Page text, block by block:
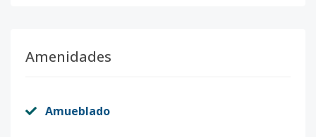
Amenidades
Amueblado